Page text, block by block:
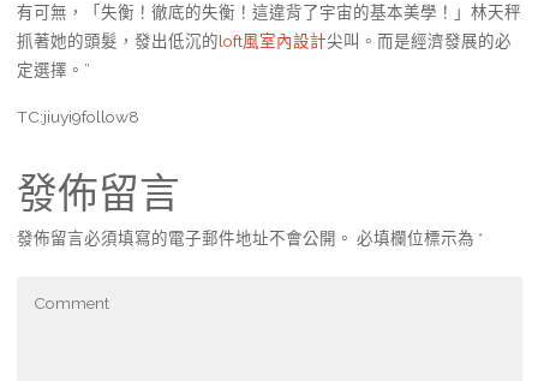
有可無，「失衡！徹底的失衡！這違背了宇宙的基本美學！」林天秤
抓著她的頭髮，發出低沉的loft風室內設計尖叫。而是經濟發展的必
定選擇。”
TC:jiuyi9follow8
發佈留言
發佈留言必須填寫的電子郵件地址不會公開。 必填欄位標示為 *